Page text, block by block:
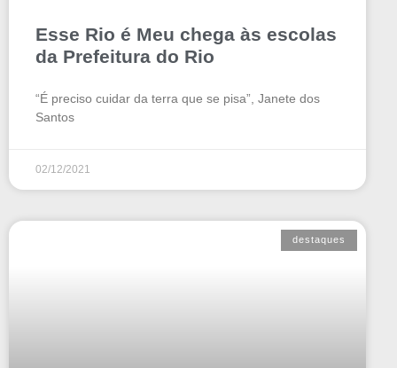
Esse Rio é Meu chega às escolas
da Prefeitura do Rio
“É preciso cuidar da terra que se pisa”, Janete dos
Santos
02/12/2021
destaques